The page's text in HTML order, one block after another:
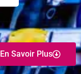
En Savoir Plus